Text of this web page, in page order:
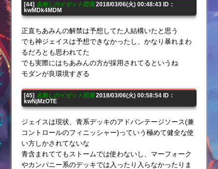
[44] 名無しのイゼット団員2018/03/06(火) 00:48:43 ID：
kwMDk4MDM
正直ちあみんの解禁は予想してた人結構いたと思う
でも神ジェイスは予想できなかったし、かなり暴れまわ
るだろとも思われてた
でも実際にはちあみんの方が採用されてるというね
モダンが良環境すぎる
[45] 名無しのイゼット団員2018/03/06(火) 00:58:54 ID：
kwNjMzOTE
ジェイスは現状、青系デッキのアドバンテージソース(兼
コントロールのフィニッシャー)っていう極めて健全な使
い方しかされてないな
青含まれててもストームでは使わないし、マーフォーク
やカンパニー系のデッキでは入ったり入らなかったりま